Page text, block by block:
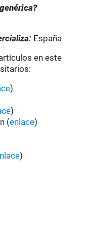
España
en este
)
)
(enlace)
)